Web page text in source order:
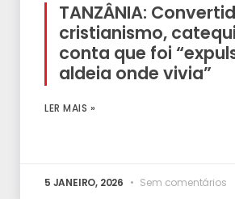
TANZÂNIA:
cristianismo,
conta que foi
aldeia onde vivia”
LER MAIS »
5 JANEIRO, 2026 Sem comentários